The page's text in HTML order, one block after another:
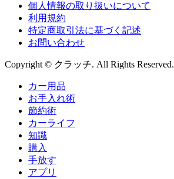
個人情報の取り扱いについて
利用規約
特定商取引法に基づく記述
お問い合わせ
Copyright © クラッチ. All Rights Reserved.
カー用品
お手入れ術
節約術
カーライフ
知識
購入
手放す
アプリ